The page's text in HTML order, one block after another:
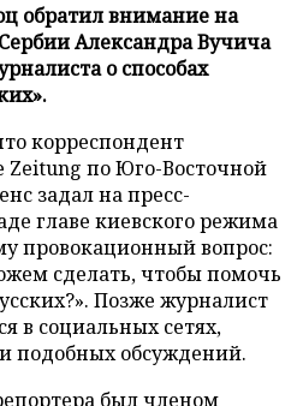
обратил внимание на
Александра Вучича
о способах
корреспондент
по Юго-Восточной
задал на пресс-
главе киевского режима
провокационный вопрос:
сделать, чтобы помочь
Позже журналист
в социальных сетях,
подобных обсуждений.
был членом